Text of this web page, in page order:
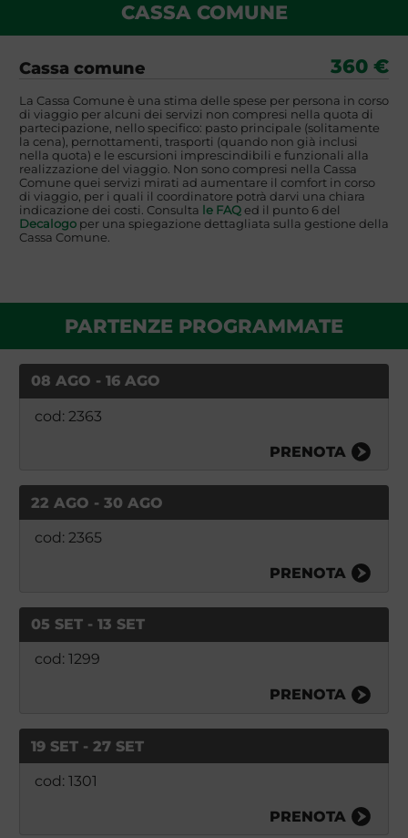
CASSA COMUNE
Cassa comune 360 €
La Cassa Comune è una stima delle spese per persona in corso
di viaggio per alcuni dei servizi non compresi nella quota di
partecipazione, nello specifico: pasto principale (solitamente
la cena), pernottamenti, trasporti (quando non già inclusi
nella quota) e le escursioni imprescindibili e funzionali alla
realizzazione del viaggio. Non sono compresi nella Cassa
Comune quei servizi mirati ad aumentare il comfort in corso
di viaggio, per i quali il coordinatore potrà darvi una chiara
indicazione dei costi. Consulta le FAQed il punto 6 del
Decalogoper una spiegazione dettagliata sulla gestione della
Cassa Comune.
PARTENZE PROGRAMMATE
08 AGO - 16 AGO
cod: 2363
PRENOTA
22 AGO - 30 AGO
cod: 2365
PRENOTA
05 SET - 13 SET
cod: 1299
PRENOTA
19 SET - 27 SET
cod: 1301
PRENOTA